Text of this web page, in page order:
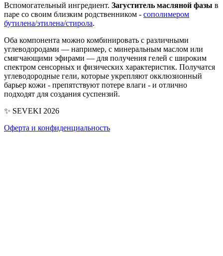
Вспомогательный ингредиент. Загуститель масляной фазы в
паре со своим близким родственником - сополимером
бутилена/этилена/стирола.
Оба компонента можно комбинировать с различными
углеводородами — например, с минеральным маслом или
смягчающими эфирами — для получения гелей с широким
спектром сенсорных и физических характеристик. Получатся
углеводородные гели, которые укрепляют окклюзионный
барьер кожи - препятствуют потере влаги - и отлично
подходят для создания суспензий.
✨ SEVEKI 2026
Оферта и конфиденциальность